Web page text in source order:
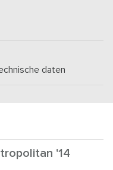
daten
'14